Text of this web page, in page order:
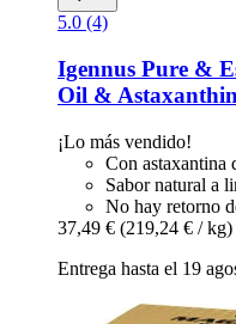
5.0 (4)
Igennus Pure &
Oil &
¡Lo más vendido!
Con astaxantina
Sabor natural a
No hay retorno
37,49 € (219,24 € / kg)
Entrega hasta el 19